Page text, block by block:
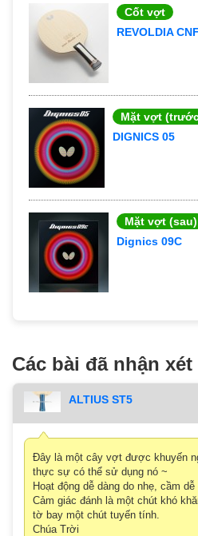
Cốt vợt
REVOLDIA CNF
Mặt vợt
DIGNICS 05
Mặt vợt (sau)
Dignics 09C
Các bài đã nhận xét
ALTIUS ST5
Đây là một cây vợt được khuyến
thực sự có thể sử dụng nó ~
Hoạt động dễ dàng do nhẹ, cầm
Cảm giác đánh là một chút khó
tờ bay một chút tuyến tính.
Chúa Trời